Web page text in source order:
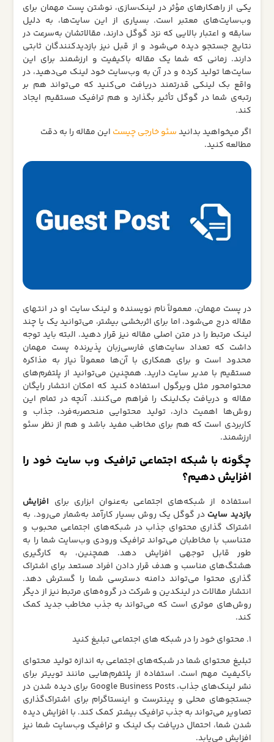
یکی از راهکارهای مؤثر در لینک‌سازی، نوشتن پست مهمان برای
وب‌سایت‌های معتبر است. بسیاری از این سایت‌ها، به دلیل
سابقه و اعتبار بالایی که نزد گوگل دارند، مقالاتشان به‌سرعت در
نتایج جستجو دیده می‌شود و از قبل نیز بازدیدکنندگان ثابتی
دارند. زمانی که شما یک مقاله باکیفیت و ارزشمند برای این
سایت‌ها تولید کرده و در آن به وب‌سایت خود لینک می‌دهید، در
واقع بک‌ لینکی قدرتمند دریافت می‌کنید که می‌تواند هم بر
رتبه‌ی شما در گوگل تأثیر بگذارد و هم ترافیک مستقیم ایجاد
کند.
اگر میخواهید بدانیدسئو خارجی چیست این مقاله را به دقت
مطالعه کنید.
در پست مهمان، معمولاً نام نویسنده و لینک سایت او در انتهای
مقاله درج می‌شود، اما برای اثربخشی بیشتر، می‌توانید یک یا چند
لینک مرتبط را در متن اصلی مقاله نیز قرار دهید. البته باید توجه
داشت که تعداد سایت‌های فارسی‌زبان پذیرنده پست مهمان
محدود است و برای همکاری با آن‌ها معمولاً نیاز به مذاکره
مستقیم با مدیر سایت دارید. همچنین می‌توانید از پلتفرم‌های
محتوامحور مثل ویرگول استفاده کنید که امکان انتشار رایگان
مقاله و دریافت بک‌لینک را فراهم می‌کنند. آنچه در تمام این
روش‌ها اهمیت دارد، تولید محتوایی منحصر‌به‌فرد، جذاب و
کاربردی است که هم برای مخاطب مفید باشد و هم از نظر سئو
ارزشمند.
چگونه با شبکه‌ اجتماعی ترافیک وب‌ سایت خود را
افزایش دهیم؟
استفاده از شبکه‌های اجتماعی به‌عنوان ابزاری برای افزایش
بازدید سایت در گوگل یک روش بسیار کارآمد به‌شمار می‌رود. به
اشتراک‌ گذاری محتوای جذاب در شبکه‌های اجتماعی محبوب و
متناسب با مخاطبان می‌تواند ترافیک ورودی وب‌سایت شما را به‌
طور قابل توجهی افزایش دهد. همچنین، به‌ کارگیری
هشتگ‌های مناسب و هدف قرار دادن افراد مستعد برای اشتراک‌
گذاری محتوا می‌تواند دامنه دسترسی شما را گسترش دهد.
انتشار مقالات در لینکدین و شرکت در گروه‌های مرتبط نیز از دیگر
روش‌های موثری است که می‌تواند به جذب مخاطب جدید کمک
کند.
1. محتوای خود را در شبکه‌ های اجتماعی تبلیغ کنید
تبلیغ محتوای شما در شبکه‌های اجتماعی به اندازه تولید محتوای
باکیفیت مهم است. استفاده از پلتفرم‌هایی مانند توییتر برای
نشر لینک‌های جذاب، Google Business Posts برای دیده شدن در
جستجوهای محلی و پینترست و اینستاگرام برای اشتراک‌گذاری
تصاویر می‌تواند به جذب ترافیک بیشتر کمک کند. با افزایش دیده‌
شدن شما، احتمال دریافت بک‌ لینک و ترافیک وب‌سایت شما نیز
افزایش می‌یابد.